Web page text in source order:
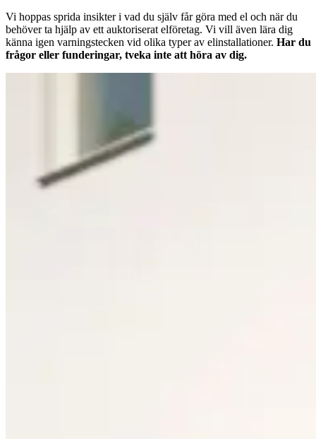
Vi hoppas sprida insikter i vad du själv får göra med el och när du
behöver ta hjälp av ett auktoriserat elföretag. Vi vill även lära dig
känna igen varningstecken vid olika typer av elinstallationer. Har du
frågor eller funderingar, tveka inte att höra av dig.